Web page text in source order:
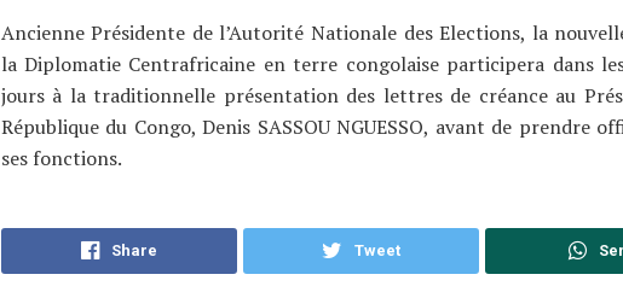
Ancienne Présidente de l’Autorité Nationale des Elections, la
la Diplomatie Centrafricaine en terre congolaise participera dans
jours à la traditionnelle présentation des lettres de créance au
République du Congo, Denis SASSOU NGUESSO, avant de prendre
ses fonctions.
Share Tweet